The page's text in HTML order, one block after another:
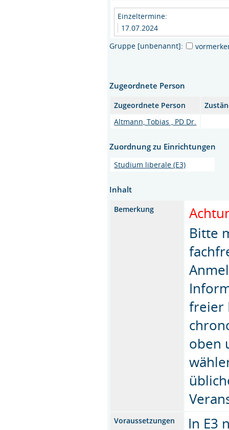
Einzeltermine:
17.07.2024
Gruppe [unbenannt]:
Zugeordnete Person
Zugeordnete Person
Altmann, Tobias , PD Dr.
Zuordnung zu Einrichtungen
Studium liberale (E3)
Inhalt
Bemerkung
Bitte
freier
oben
Voraussetzungen In E3